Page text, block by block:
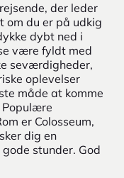
der leder
om du er på udkig
dybt ned i
være fyldt med
seværdigheder,
oplevelser
måde at komme
Populære
er Colosseum,
dig en
stunder. God